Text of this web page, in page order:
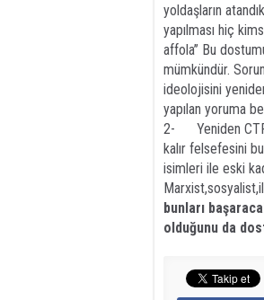
yoldaşların
yapılması hiç
affola’’ Bu
mümkündür.
ideolojisini
yapılan yoruma
2- Yeniden
kalır felsefesini
isimleri ile eski
bunları
olduğunu da